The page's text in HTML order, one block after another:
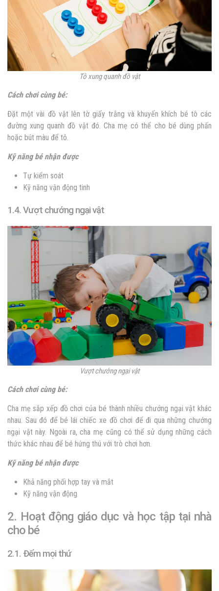
Tô xung quanh đồ vật
Cách chơi cùng bé:
Đặt một vài đồ vật lên tờ giấy trắng và khuyến khích bé tô các
đường xung quanh đồ vật đó. Cha mẹ có thể cho bé dùng phấn
hoặc bút màu để tô.
Kỹ năng bé nhận được
Tự kiểm soát
Kỹ năng vận động tinh
1.4. Vượt chướng ngại vật
Vượt chướng ngại vật
Cách chơi cùng bé:
Cha mẹ sắp xếp đồ chơi của bé thành nhiều chướng ngại vật khác
nhau. Sau đó để bé lái chiếc xe đồ chơi để đi qua những chướng
ngại vật này. Ngoài ra, cha mẹ cũng có thể sử dụng những cách
thức khác nhau để bé hứng thú với trò chơi hơn.
Kỹ năng bé nhận được
Khả năng phối hợp tay và mắt
Kỹ năng vận động
2. Hoạt động giáo dục và học tập tại nhà
cho bé
2.1. Đếm mọi thứ